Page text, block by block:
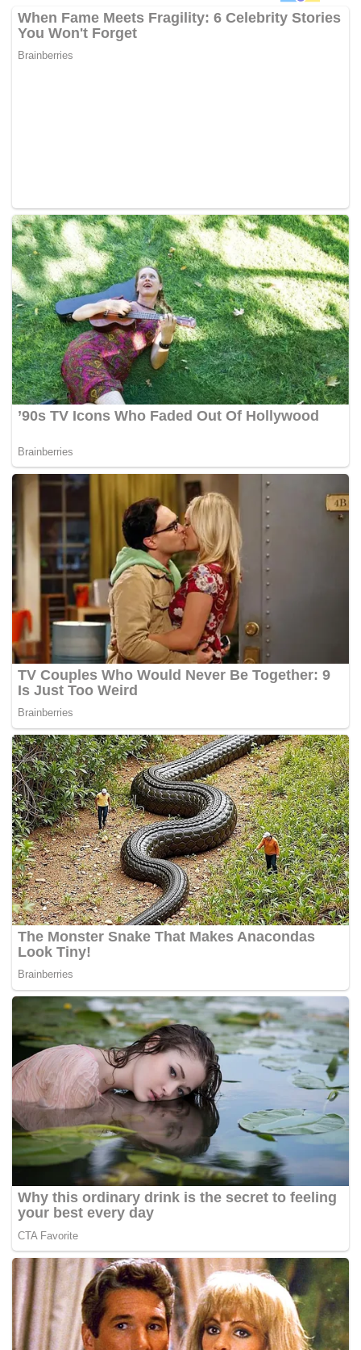
Salah satu aturan baru yang diterapkan adalah
kewajiban bagi agen perjalanan di Korea Selatan
untuk mengirim daftar wisatawan melalui situs resmi
Kementerian Kehakiman Korea Selatan mengatakan
daftar tersebut nantinya akan diperiksa guna
mendeteksi wisatawan yang dianggap berisiko tinggi,
termasuk mereka yang pernah memiliki riwayat
tinggal ilegal atau terkena larangan masuk.
Menteri Kehakiman Jung Sung-ho mengatakan
pemerintah akan terus bekerja sama dengan
berbagai kementerian agar program bebas visa ini
bisa meningkatkan konsumsi domestik sekaligus
menjaga ketertiban kunjungan wisatawan asing di
Sumber: YHP